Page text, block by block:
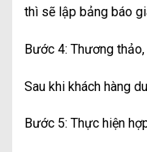
thì sẽ lập bảng báo
Bước 4: Thương
Sau khi khách hàng
Bước 5: Thực hiện